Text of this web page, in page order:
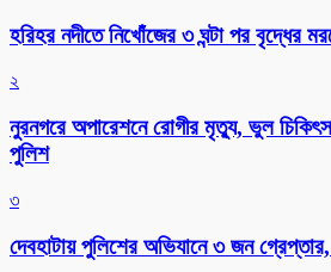
হরিহর নদীতে নিখোঁজের ৩ ঘন্টা পর বৃদ্ধের
২
নুরনগরে অপারেশনে রোগীর মৃত্যু, ভুল
পুলিশ
৩
দেবহাটায় পুলিশের অভিযানে ৩ জন